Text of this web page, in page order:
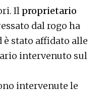
Il proprietario
dal rogo ha
è stato affidato alle
intervenuto sul
intervenute le